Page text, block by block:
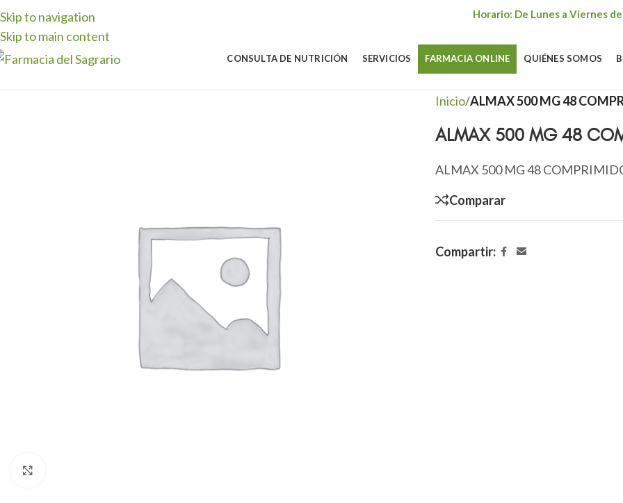
Skip to navigation
Skip to main content
Horario: De Lunes a Viernes
CONSULTA DE NUTRICIÓN SERVICIOS FARMACIA ONLINE QUIÉNES SOMOS
Inicio/ALMAX 500 MG 48
ALMAX 500 MG 48
ALMAX 500 MG 48
Comparar
Compartir: